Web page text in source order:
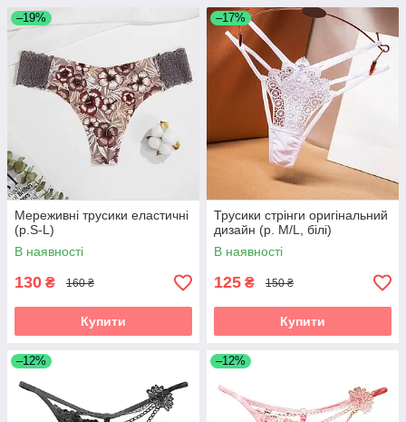
–19%
Мереживні трусики еластичні
(р.S-L)
В наявності
130 ₴ 160 ₴
Купити
–17%
Трусики стрінги оригінальний
дизайн (р. M/L, білі)
В наявності
125 ₴ 150 ₴
Купити
–12% –12%